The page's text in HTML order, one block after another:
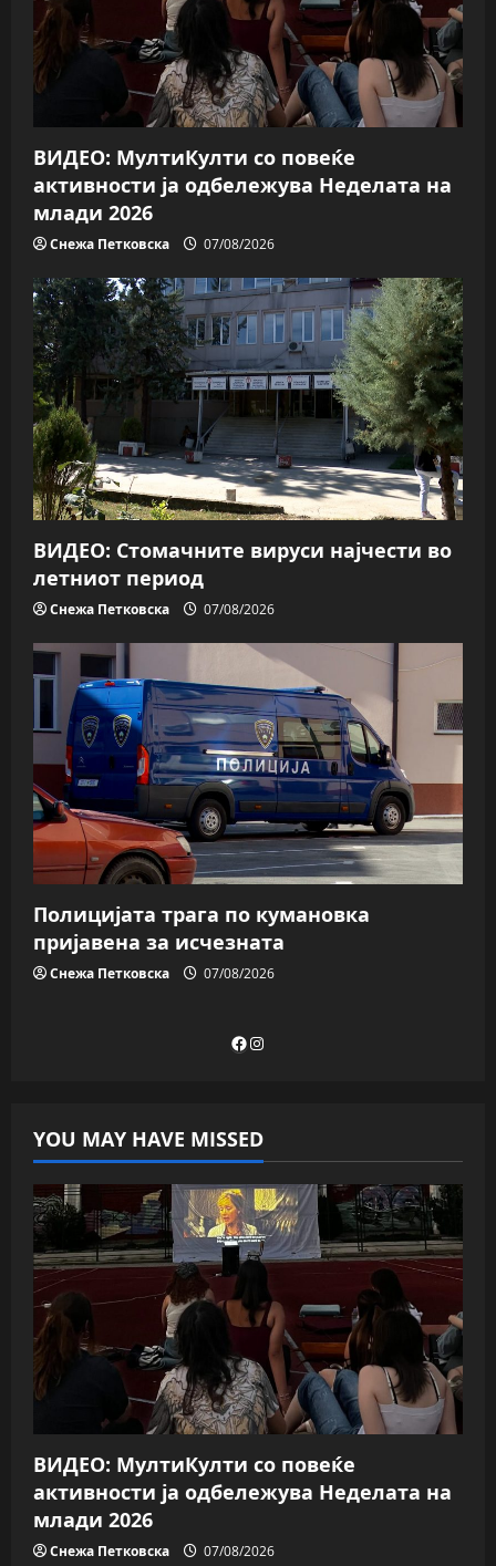
o
n
ВИДЕО: МултиКулти со повеќе
активности ја одбележува Неделата на
млади 2026
Снежа Петковска 07/08/2026
ВИДЕО: Стомачните вируси најчести во
летниот период
Снежа Петковска 07/08/2026
Полицијата трага пo кумановка
пријавена за исчезната
Снежа Петковска 07/08/2026
Facebook
Instagram
YOU MAY HAVE MISSED
ВИДЕО: МултиКулти со повеќе
активности ја одбележува Неделата на
млади 2026
Снежа Петковска 07/08/2026